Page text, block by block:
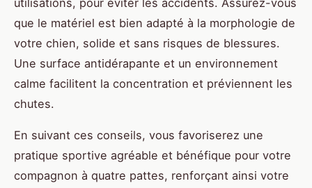
utilisations, pour éviter les accidents. Assurez-vous
que le matériel est bien adapté à la morphologie de
votre chien, solide et sans risques de blessures.
Une surface antidérapante et un environnement
calme facilitent la concentration et préviennent les
chutes.
En suivant ces conseils, vous favoriserez une
pratique sportive agréable et bénéfique pour votre
compagnon à quatre pattes, renforçant ainsi votre